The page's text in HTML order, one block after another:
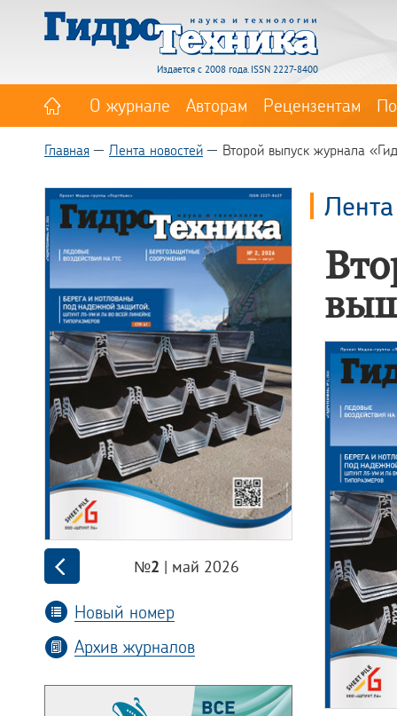
Издается с 2008 года. ISSN 2227-8400
О журнале Авторам Рецензентам
Главная Лента новостей Второй выпуск журнала
№2 | май 2026
Новый номер
Архив журналов